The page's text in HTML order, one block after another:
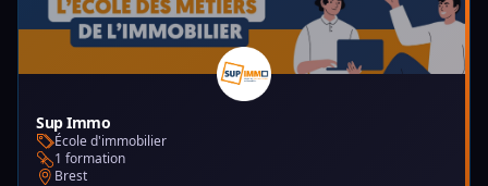
Sup Immo
École d'immobilier
1 formation
Brest